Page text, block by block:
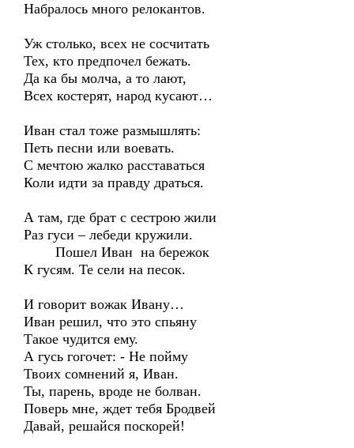
Набралось много релокантов.
Уж столько, всех не сосчитать
Тех, кто предпочел бежать.
Да ка бы молча, а то лают,
Всех костерят, народ кусают…
Иван стал тоже размышлять:
Петь песни или воевать.
С мечтою жалко расставаться
Коли идти за правду драться.
А там, где брат с сестрою жили
Раз гуси – лебеди кружили.
Пошел Иван на бережок
К гусям. Те сели на песок.
И говорит вожак Ивану…
Иван решил, что это спьяну
Такое чудится ему.
А гусь гогочет: - Не пойму
Твоих сомнений я, Иван.
Ты, парень, вроде не болван.
Поверь мне, ждет тебя Бродвей
Давай, решайся поскорей!